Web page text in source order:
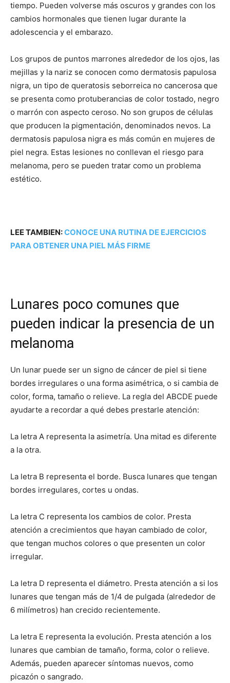
tiempo. Pueden volverse más oscuros y grandes con los
cambios hormonales que tienen lugar durante la
adolescencia y el embarazo.
Los grupos de puntos marrones alrededor de los ojos, las
mejillas y la nariz se conocen como dermatosis papulosa
nigra, un tipo de queratosis seborreica no cancerosa que
se presenta como protuberancias de color tostado, negro
o marrón con aspecto ceroso. No son grupos de células
que producen la pigmentación, denominados nevos. La
dermatosis papulosa nigra es más común en mujeres de
piel negra. Estas lesiones no conllevan el riesgo para
melanoma, pero se pueden tratar como un problema
estético.
LEE TAMBIEN:CONOCE UNA RUTINA DE EJERCICIOS
PARA OBTENER UNA PIEL MÁS FIRME
Lunares poco comunes que
pueden indicar la presencia de un
melanoma
Un lunar puede ser un signo de cáncer de piel si tiene
bordes irregulares o una forma asimétrica, o si cambia de
color, forma, tamaño o relieve. La regla del ABCDE puede
ayudarte a recordar a qué debes prestarle atención:
La letra A representa la asimetría. Una mitad es diferente
a la otra.
La letra B representa el borde. Busca lunares que tengan
bordes irregulares, cortes u ondas.
La letra C representa los cambios de color. Presta
atención a crecimientos que hayan cambiado de color,
que tengan muchos colores o que presenten un color
irregular.
La letra D representa el diámetro. Presta atención a si los
lunares que tengan más de 1/4 de pulgada (alrededor de
6 milímetros) han crecido recientemente.
La letra E representa la evolución. Presta atención a los
lunares que cambian de tamaño, forma, color o relieve.
Además, pueden aparecer síntomas nuevos, como
picazón o sangrado.